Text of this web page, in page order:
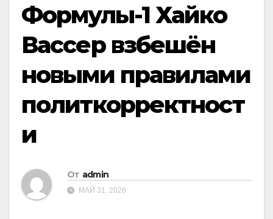
Формулы-1 Хайко
Вассер взбешён
новыми правилами
политкорректност
и
От admin
МАЙ 31, 2026